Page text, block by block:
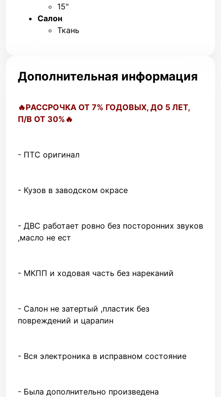
15"
Салон
Ткань
Дополнительная информация
🔥РACСPОЧКA ОТ 7% ГОДОBЫХ, ДO 5 ЛЕТ,
П/B OT 30%🔥
- ПТС оригинал
- Кузов в заводском окрасе
- ДВС работает ровно без посторонних звуков
,масло не ест
- МКПП и ходовая часть без нареканий
- Салон не затертый ,пластик без
повреждений и царапин
- Вся электроника в исправном состояние
- Была дополнительно произведена